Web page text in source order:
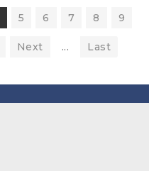
5 6 7 8 9
Next ... Last